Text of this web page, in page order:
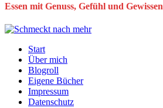
Essen mit Genuss, Gefühl und Gewissen
Start
Über mich
Blogroll
Eigene Bücher
Impressum
Datenschutz